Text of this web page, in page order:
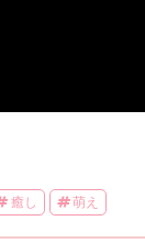
癒し 萌え